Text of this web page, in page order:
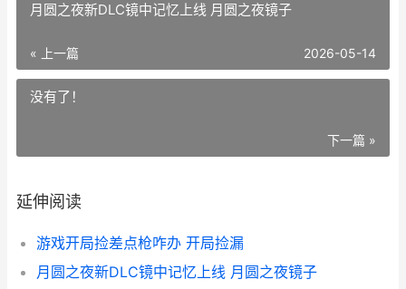
月圆之夜新DLC镜中记忆上线 月圆之夜镜子
« 上一篇 2026-05-14
没有了！
下一篇 »
延伸阅读
游戏开局捡差点枪咋办 开局捡漏
月圆之夜新DLC镜中记忆上线 月圆之夜镜子